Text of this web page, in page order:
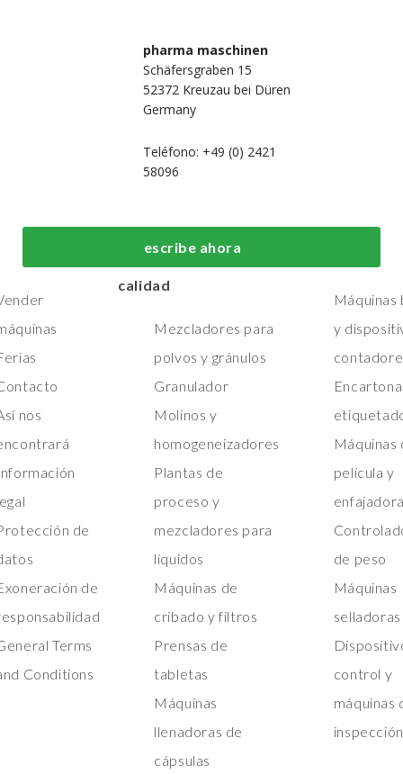
pharma maschinen
Schäfersgraben 15
52372 Kreuzau bei Düren
Germany
Teléfono: +49 (0) 2421
58096
escribe ahora
nos
de
de
Terms
Conditions
fabricación y
procesos de primera
calidad
Mezcladores para
polvos y gránulos
Granulador
Molinos y
homogeneizadores
Plantas de
proceso y
mezcladores para
líquidos
Máquinas de
cribado y filtros
Prensas de
tabletas
Máquinas
llenadoras de
cápsulas
embalaje de
y
Máquinas
película y
de peso
Máquinas
selladoras
control y
máquinas
inspección